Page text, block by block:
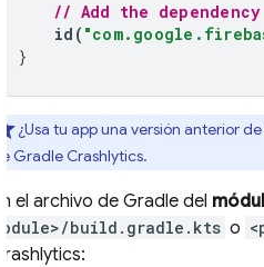
// Add the
id (
}
¿Usa tu app una versión anterior
de Gradle Crashlytics.
En el archivo de Gradle del
module>/build.gradle.kts o
Crashlytics: